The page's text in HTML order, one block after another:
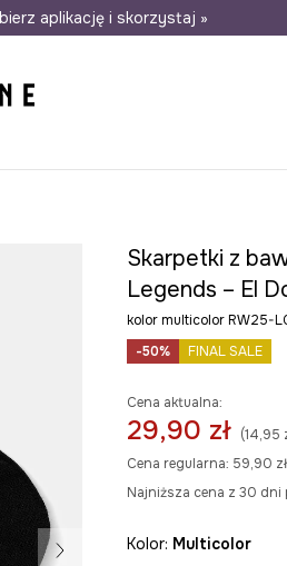
salonów 30 dni na zwrot
aplikację i skorzystaj »
Skarpetki z
Legends – El
kolor multicolor RW25-
-50%
FINAL SALE
Cena aktualna:
29,90 zł (14,95
Cena regularna: 59,90 zł
Najniższa cena z 30 dni
Kolor: multicolor